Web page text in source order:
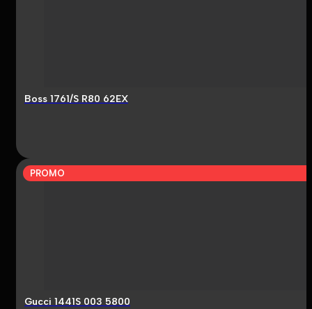
Boss 1761/S R80 62EX
PROMO
Gucci 1441S 003 5800